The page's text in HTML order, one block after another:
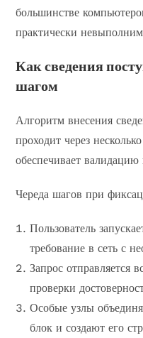
большинстве
практически
Как сведения
шагом
Алгоритм внесения
проходит через
обеспечивает
Череда шагов при
Пользователь
требование в сеть с
Запрос отправляется
проверки
Особые узлы
блок и создают его